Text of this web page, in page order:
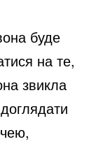
буде
на те,
звикла